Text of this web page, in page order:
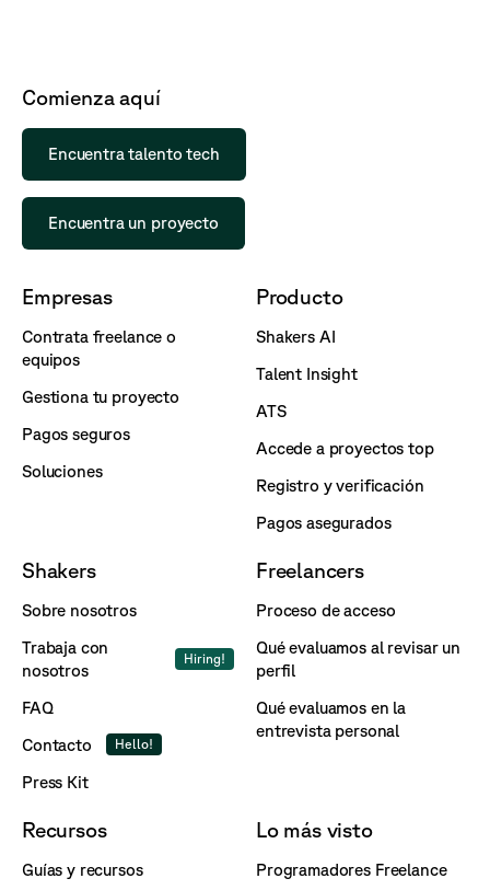
Comienza aquí
Encuentra talento tech
Encuentra un proyecto
Empresas
Contrata freelance o
equipos
Gestiona tu proyecto
Pagos seguros
Soluciones
Producto
Shakers AI
Talent Insight
ATS
Accede a proyectos top
Registro y verificación
Pagos asegurados
Shakers
Sobre nosotros
Trabaja con
nosotros
Hiring!
FAQ
Contacto
Hello!
Press Kit
Freelancers
Proceso de acceso
Qué evaluamos al revisar un
perfil
Qué evaluamos en la
entrevista personal
Recursos
Guías y recursos
Lo más visto
Programadores Freelance